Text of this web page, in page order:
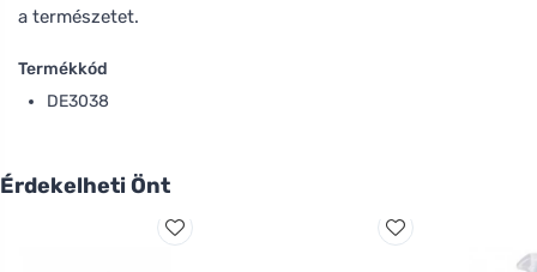
a természetet.
Termékkód
DE3038
Érdekelheti Önt